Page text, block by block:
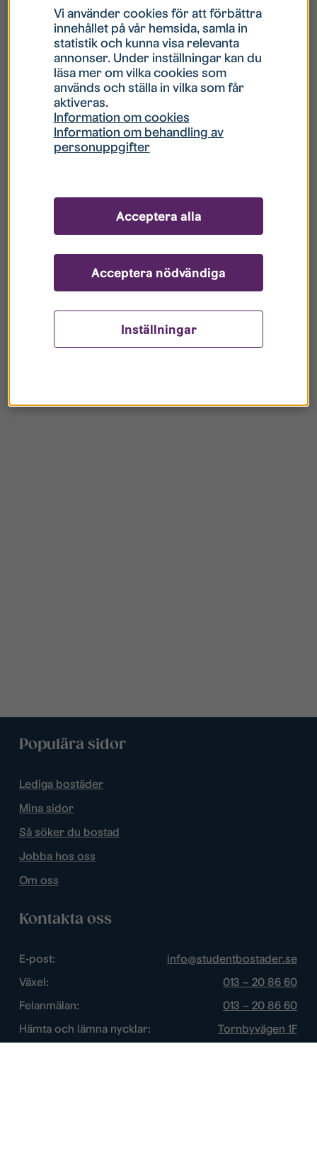
Städning vid utflytt
så det blir rent och snyggt. Här är en checklista!
Populära sidor
Lediga bostäder
Mina sidor
Så söker du bostad
Jobba hos oss
Om oss
Kontakta oss
E-post:
info@studentbostader.se
Växel:
013 – 20 86 60
Felanmälan:
013 – 20 86 60
Hämta och lämna nycklar:
Tornbyvägen 1F
Vi använder cookies för att förbättra
innehållet på vår hemsida, samla in
statistik och kunna visa relevanta
annonser. Under inställningar kan du
läsa mer om vilka cookies som
används och ställa in vilka som får
aktiveras.
Information om cookies
Information om behandling av
personuppgifter
Inställningar
Acceptera nödvändiga
Acceptera alla